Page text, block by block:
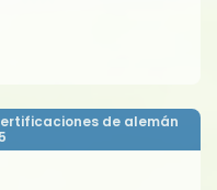
de alemán